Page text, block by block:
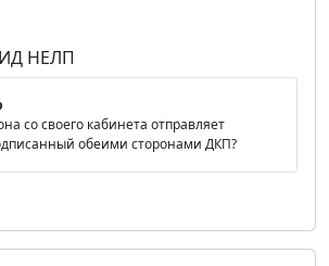
НЕЛП
со своего кабинета отправляет
обеими сторонами ДКП?